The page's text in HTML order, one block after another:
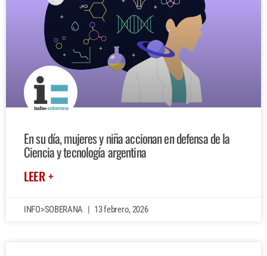
En su día, mujeres y niña accionan en defensa de la
Ciencia y tecnología argentina
LEER +
INFO>SOBERANA 13 febrero, 2026